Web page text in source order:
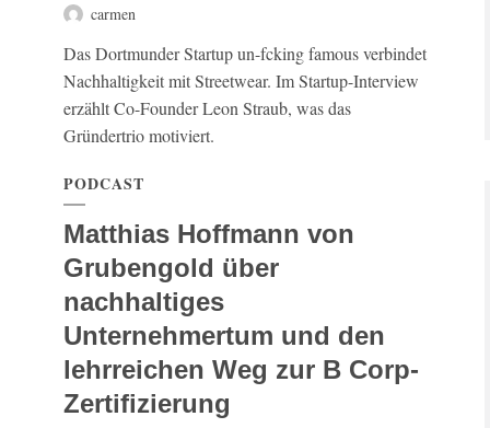
carmen
Das Dortmunder Startup un-fcking famous verbindet
Nachhaltigkeit mit Streetwear. Im Startup-Interview
erzählt Co-Founder Leon Straub, was das
Gründertrio motiviert.
PODCAST
Matthias Hoffmann von
Grubengold über
nachhaltiges
Unternehmertum und den
lehrreichen Weg zur B Corp-
Zertifizierung